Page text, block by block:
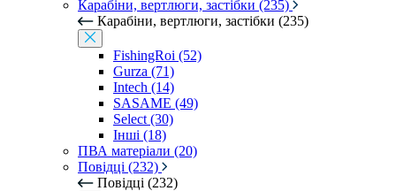
Карабіни, вертлюги, застібки (235)
Карабіни, вертлюги, застібки (235)
FishingRoi (52)
Gurza (71)
Intech (14)
SASAME (49)
Select (30)
Інші (18)
ПВА матеріали (20)
Повідці (232)
Повідці (232)